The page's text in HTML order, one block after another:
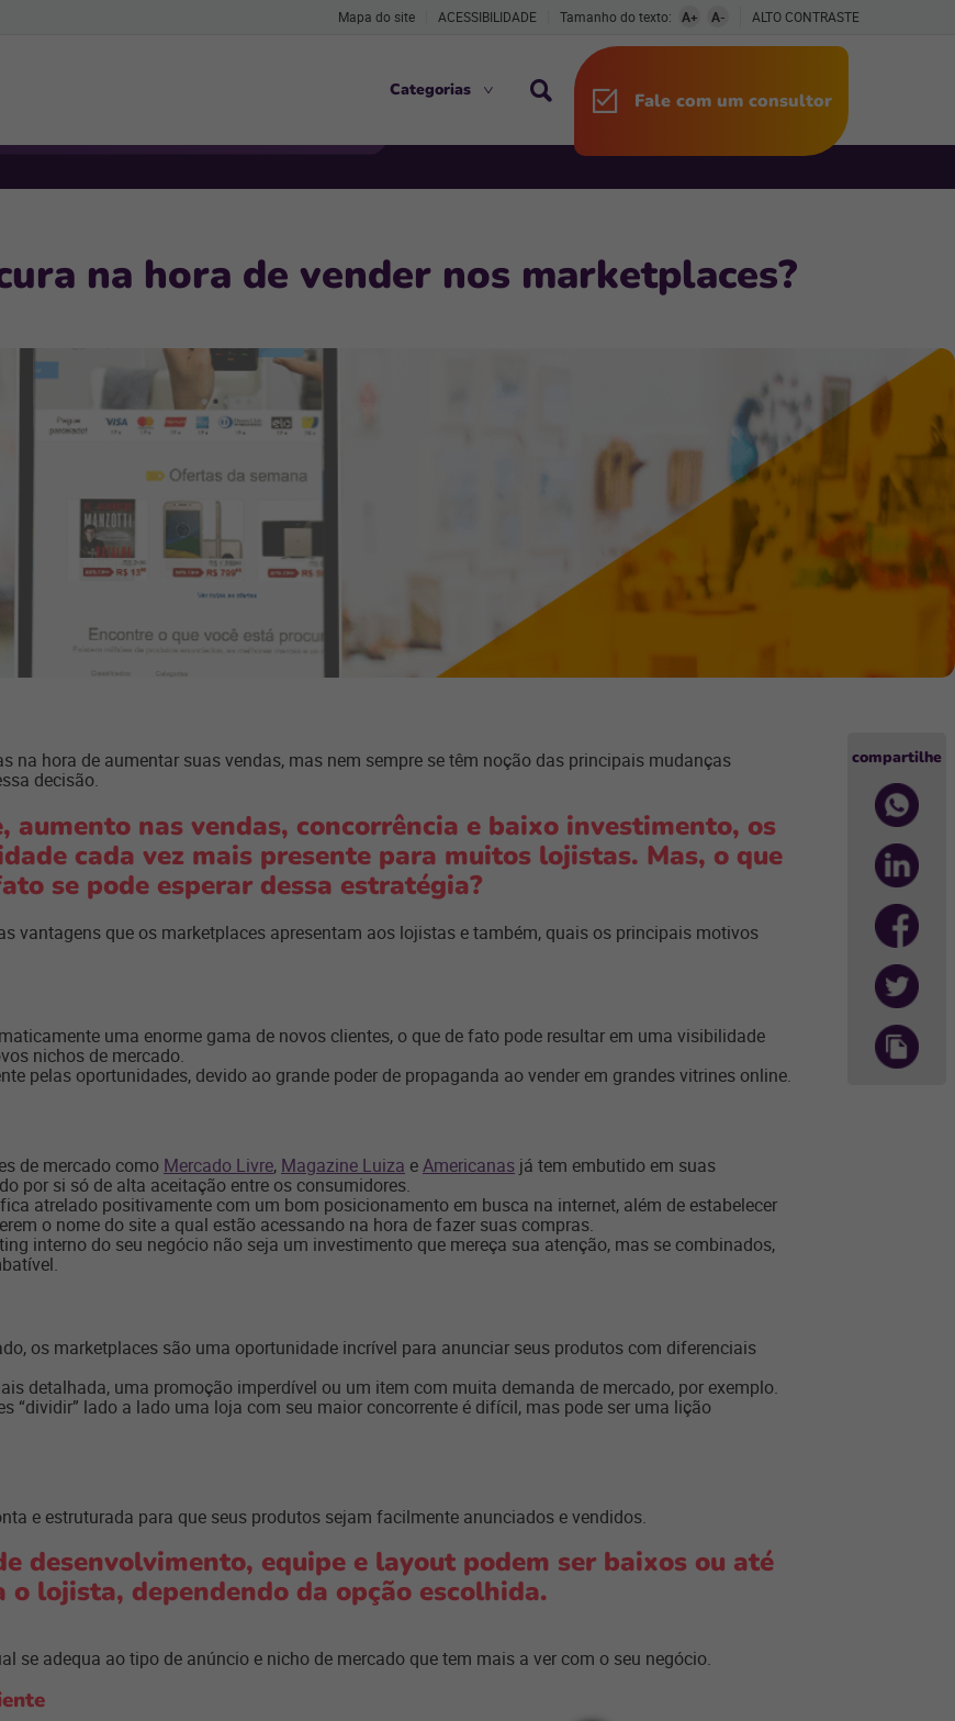
Mapa do site ACESSIBILIDADE Tamanho do texto: A+ A- ALTO CONTRASTE
Categorias Fale com um consultor
na hora de vender nos marketplaces?
na hora de aumentar suas vendas, mas nem sempre se têm noção das principais mudanças
decisão.
aumento nas vendas, concorrência e baixo investimento, os
cada vez mais presente para muitos lojistas. Mas, o que
se pode esperar dessa estratégia?
vantagens que os marketplaces apresentam aos lojistas e também, quais os principais motivos
uma enorme gama de novos clientes, o que de fato pode resultar em uma visibilidade
nichos de mercado.
pelas oportunidades, devido ao grande poder de propaganda ao vender em grandes vitrines online.
de mercado como Mercado Livre, Magazine Luiza eAmericanas já tem embutido em suas
por si só de alta aceitação entre os consumidores.
atrelado positivamente com um bom posicionamento em busca na internet, além de estabelecer
o nome do site a qual estão acessando na hora de fazer suas compras.
interno do seu negócio não seja um investimento que mereça sua atenção, mas se combinados,
os marketplaces são uma oportunidade incrível para anunciar seus produtos com diferenciais
detalhada, uma promoção imperdível ou um item com muita demanda de mercado, por exemplo.
“dividir” lado a lado uma loja com seu maior concorrente é difícil, mas pode ser uma lição
e estruturada para que seus produtos sejam facilmente anunciados e vendidos.
desenvolvimento, equipe e layout podem ser baixos ou até
o lojista, dependendo da opção escolhida.
se adequa ao tipo de anúncio e nicho de mercado que tem mais a ver com o seu negócio.
compartilhe